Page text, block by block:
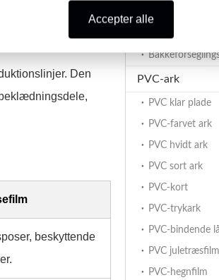
trykte motiver,
Den
beskyttende
Forseglingsfilm
PET/PE-
PVC-ark
PVC klar plade
PVC-farvet ark
PVC hvidt ark
PVC sort ark
PVC-kort
PVC-trykark
PVC-bindende
PVC juletræsfilm
PVC-hegnfilm
Accepter alle